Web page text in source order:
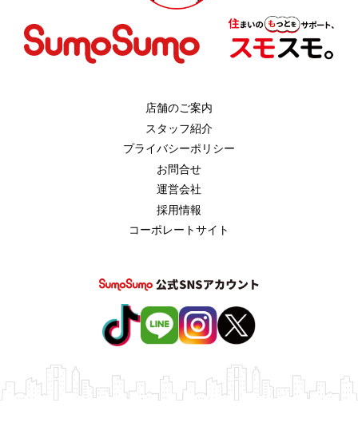
店舗のご案内
スタッフ紹介
プライバシーポリシー
お問合せ
運営会社
採用情報
コーポレートサイト